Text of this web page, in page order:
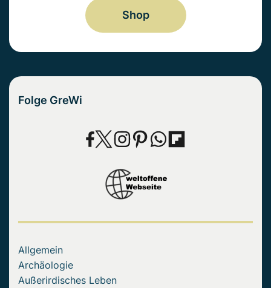
Shop
Folge GreWi
Allgemein
Archäologie
Außerirdisches Leben